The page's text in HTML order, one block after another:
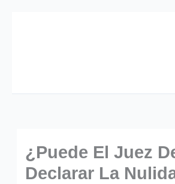
¿Puede El Juez
Declarar La